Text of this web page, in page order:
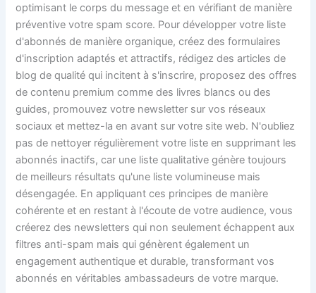
optimisant le corps du message et en vérifiant de manière
préventive votre spam score. Pour développer votre liste
d'abonnés de manière organique, créez des formulaires
d'inscription adaptés et attractifs, rédigez des articles de
blog de qualité qui incitent à s'inscrire, proposez des offres
de contenu premium comme des livres blancs ou des
guides, promouvez votre newsletter sur vos réseaux
sociaux et mettez-la en avant sur votre site web. N'oubliez
pas de nettoyer régulièrement votre liste en supprimant les
abonnés inactifs, car une liste qualitative génère toujours
de meilleurs résultats qu'une liste volumineuse mais
désengagée. En appliquant ces principes de manière
cohérente et en restant à l'écoute de votre audience, vous
créerez des newsletters qui non seulement échappent aux
filtres anti-spam mais qui génèrent également un
engagement authentique et durable, transformant vos
abonnés en véritables ambassadeurs de votre marque.